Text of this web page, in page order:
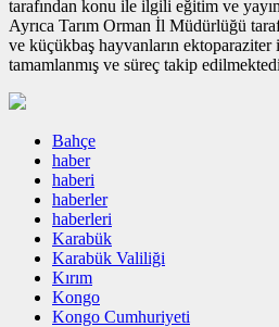
tarafından konu ile ilgili eğitim ve
Ayrıca Tarım Orman İl Müdürlüğü
ve küçükbaş hayvanların ektoparaziter
tamamlanmış ve süreç takip
Bahçe
haber
haberi
haberler
haberleri
Karabük
Karabük Valiliği
Kırım
Kongo
Kongo Cumhuriyeti